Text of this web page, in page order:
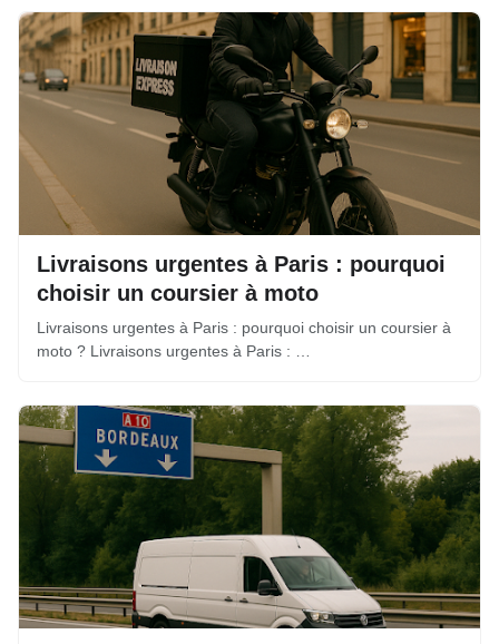
Livraisons urgentes à Paris : pourquoi
choisir un coursier à moto
Livraisons urgentes à Paris : pourquoi choisir un coursier à
moto ? Livraisons urgentes à Paris : …